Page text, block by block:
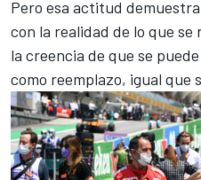
Pero esa actitud
con la realidad de lo que se
la creencia de que se
como reemplazo, igual que